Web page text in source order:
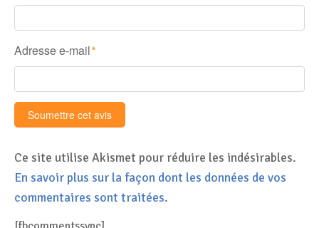
Adresse e-mail *
Ce site utilise Akismet pour réduire les indésirables.
En savoir plus sur la façon dont les données de vos
commentaires sont traitées.